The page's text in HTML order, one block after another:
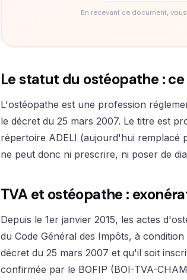
En recevant ce document,
Le statut du ostéopathe :
L'ostéopathe est une profession
le décret du 25 mars 2007. Le titre est
répertoire ADELI (aujourd'hui remplacé
ne peut donc ni prescrire, ni poser de
TVA et ostéopathe :
Depuis le 1er janvier 2015, les actes
du Code Général des Impôts, à
décret du 25 mars 2007 et qu'il soit
confirmée par le BOFIP (BOI-TVA-